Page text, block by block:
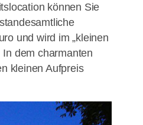
können Sie
und wird im „kleinen
dem charmanten
kleinen Aufpreis